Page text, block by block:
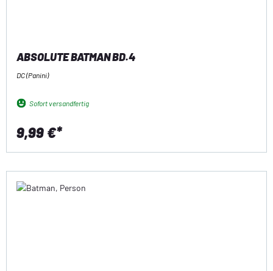
ABSOLUTE BATMAN BD.4
DC (Panini)
Sofort versandfertig
9,99 €*